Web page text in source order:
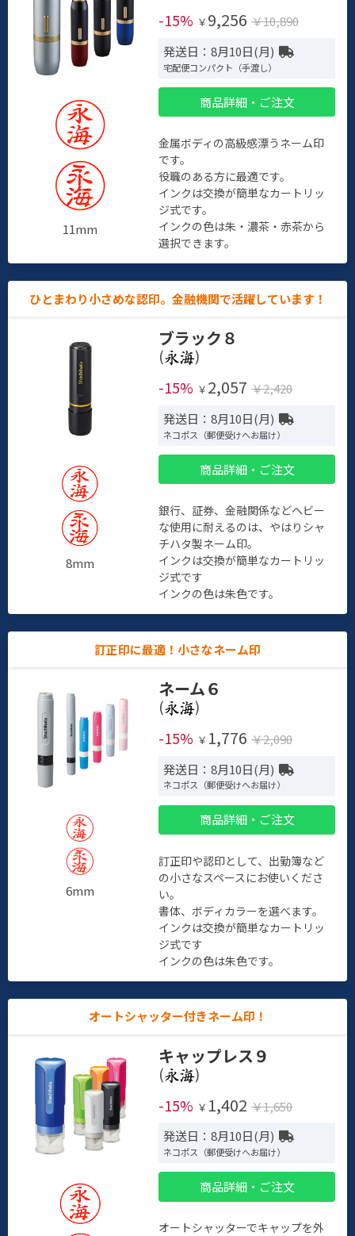
11mm
-15% ￥ 9,256 ￥10,890
発送日：8月10日(月)
宅配便コンパクト（手渡し）
商品詳細・ご注文
金属ボディの高級感漂うネーム印
です。
役職のある方に最適です。
インクは交換が簡単なカートリッ
ジ式です。
インクの色は朱・濃茶・赤茶から
選択できます。
ひとまわり小さめな認印。金融機関で活躍しています！
8mm
ブラック８
(
)
-15% ￥ 2,057 ￥2,420
発送日：8月10日(月)
ネコポス（郵便受けへお届け）
商品詳細・ご注文
銀行、証券、金融関係などヘビー
な使用に耐えるのは、やはりシャ
チハタ製ネーム印。
インクは交換が簡単なカートリッ
ジ式です
インクの色は朱色です。
訂正印に最適！小さなネーム印
6mm
ネーム６
(
)
-15% ￥ 1,776 ￥2,090
発送日：8月10日(月)
ネコポス（郵便受けへお届け）
商品詳細・ご注文
訂正印や認印として、出勤簿など
の小さなスペースにお使いくださ
い。
書体、ボディカラーを選べます。
インクは交換が簡単なカートリッ
ジ式です
インクの色は朱色です。
オートシャッター付きネーム印！
キャップレス９
(
)
-15% ￥ 1,402 ￥1,650
発送日：8月10日(月)
ネコポス（郵便受けへお届け）
商品詳細・ご注文
オートシャッターでキャップを外